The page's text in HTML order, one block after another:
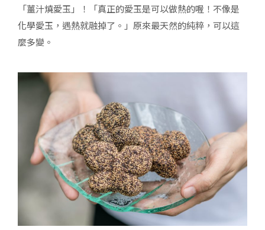
「薑汁燒愛玉」！「真正的愛玉是可以做熱的喔！不像是
化學愛玉，遇熱就融掉了。」原來最天然的純粹，可以這
麼多變。